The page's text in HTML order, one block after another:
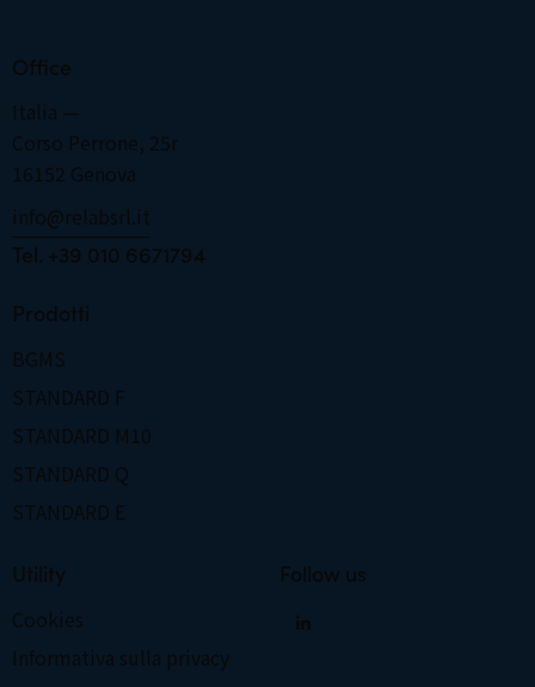
Office
Italia —
Corso Perrone, 25r
16152 Genova
info@relabsrl.it
­­­­­­­­­­­­­­­­­­­­­­­­Tel. +39 010 6671794
Prodotti
BGMS
STANDARD F
STANDARD M10
STANDARD Q
STANDARD E
Utility
Cookies
Informativa sulla privacy
Follow us